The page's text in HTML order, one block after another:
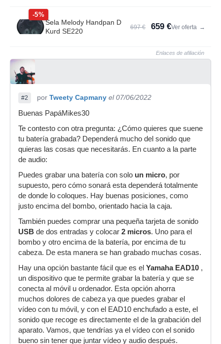
-5%
Sela Melody Handpan D
Kurd SE220
697 € 659 €Ver oferta →
Enlaces de afiliación
#2 por Tweety Capmany el 07/06/2022
Buenas PapáMikes30
Te contesto con otra pregunta: ¿Cómo quieres que suene
tu batería grabada? Dependerá mucho del sonido que
quieras las cosas que necesitarás. En cuanto a la parte
de audio:
Puedes grabar una batería con solo un micro, por
supuesto, pero cómo sonará esta dependerá totalmente
de donde lo coloques. Hay buenas posiciones, como
justo encima del bombo, orientado hacia la caja.
También puedes comprar una pequeña tarjeta de sonido
USB de dos entradas y colocar 2 micros. Uno para el
bombo y otro encima de la batería, por encima de tu
cabeza. De esta manera se han grabado muchas cosas.
Hay una opción bastante fácil que es el Yamaha EAD10 ,
un dispositivo que te permite grabar la batería y que se
conecta al móvil u ordenador. Esta opción ahorra
muchos dolores de cabeza ya que puedes grabar el
vídeo con tu móvil, y con el EAD10 enchufado a este, el
sonido que recoge es directamente el de la grabación del
aparato. Vamos, que tendrías ya el vídeo con el sonido
bueno sin tener que juntar vídeo y audio después.